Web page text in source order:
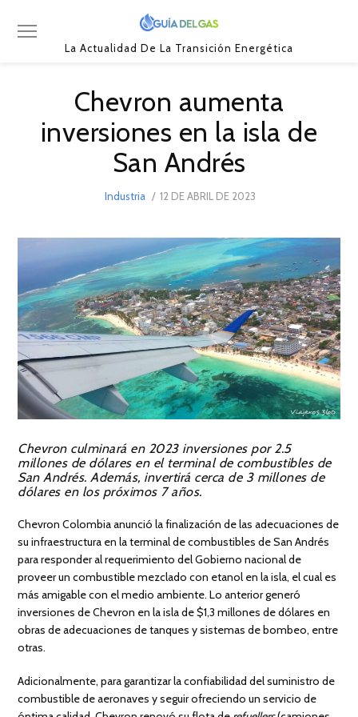
La Actualidad De La Transición Energética
Chevron aumenta
inversiones en la isla de
San Andrés
Industria
POSTED
12 DE ABRIL DE 2023
DE
2023
Chevron culminará en 2023 inversiones por 2.5
millones de dólares en el terminal de combustibles de
San Andrés. Además, invertirá cerca de 3 millones de
dólares en los próximos 7 años.
Chevron Colombia anunció la finalización de las adecuaciones de
su infraestructura en la terminal de combustibles de San Andrés
para responder al requerimiento del Gobierno nacional de
proveer un combustible mezclado con etanol en la isla, el cual es
más amigable con el medio ambiente. Lo anterior generó
inversiones de Chevron en la isla de $1,3 millones de dólares en
obras de adecuaciones de tanques y sistemas de bombeo, entre
otras.
Adicionalmente, para garantizar la confiabilidad del suministro de
combustible de aeronaves y seguir ofreciendo un servicio de